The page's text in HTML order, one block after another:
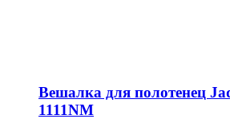
Вешалка для полотенец
1111NM